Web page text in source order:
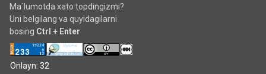
Ma`lumotda xato topdingizmi?
Uni belgilang va quyidagilarni
bosing Ctrl + Enter
Onlayn: 32